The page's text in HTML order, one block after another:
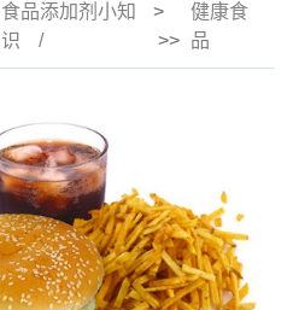
食品添加剂小知
识
>
>>
健康食
品